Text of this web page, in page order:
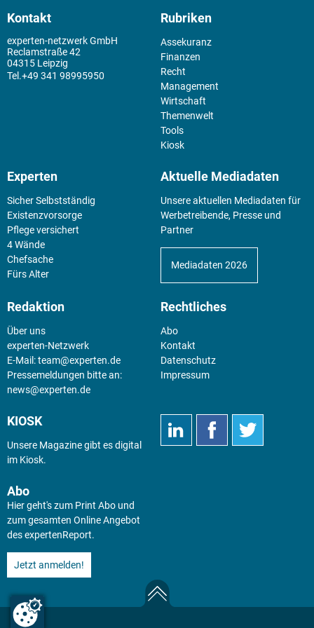
Kontakt
experten-netzwerk GmbH
Reclamstraße 42
04315 Leipzig
+49 341 98995950
Rubriken
Assekuranz
Finanzen
Recht
Management
Wirtschaft
Themenwelt
Tools
Kiosk
Experten
Sicher Selbstständig
Existenz­vorsorge
Pflege versichert
4 Wände
Chefsache
Fürs Alter
Aktuelle Mediadaten
Unsere aktuellen Mediadaten für
Werbetreibende, Presse und
Partner
Mediadaten 2026
Redaktion
Über uns
experten-Netzwerk
E-Mail:team@experten.de
Pressemeldungen bitte an:
news@experten.de
Rechtliches
Abo
Kontakt
Datenschutz
Impressum
KIOSK
Unsere Magazine gibt es digital
im Kiosk.
Abo
Hier geht's zum Print Abo und
zum gesamten Online Angebot
des expertenReport.
Jetzt anmelden!